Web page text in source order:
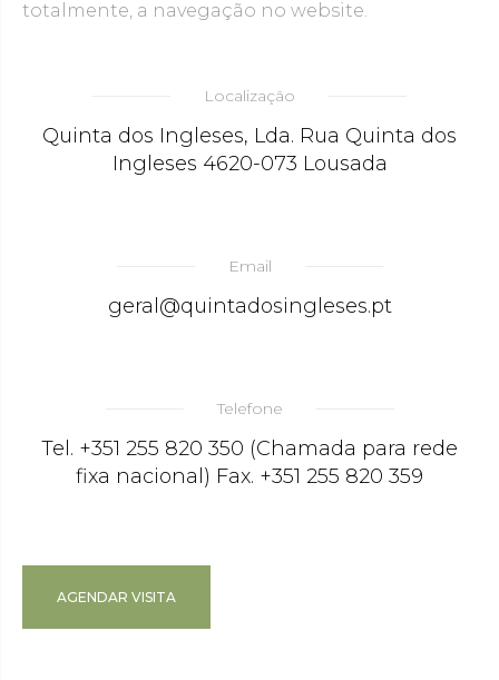
totalmente, a navegação no website.
Localização
Quinta dos Ingleses, Lda. Rua Quinta dos
Ingleses 4620-073 Lousada
Email
geral@quintadosingleses.pt
Telefone
Tel. +351 255 820 350 (Chamada para rede
fixa nacional) Fax. +351 255 820 359
AGENDAR VISITA